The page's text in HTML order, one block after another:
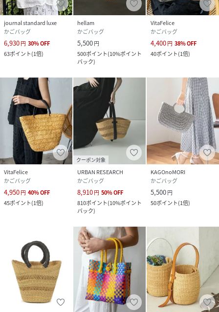
journal standard luxe
かごバッグ
6,930円 30%OFF
63ポイント(1倍)
hellam
かごバッグ
5,500円
500ポイント(10%ポイント
バック)
VitaFelice
かごバッグ
4,400円 38%OFF
40ポイント(1倍)
VitaFelice
かごバッグ
4,950円 40%OFF
45ポイント(1倍)
クーポン対象
URBAN RESEARCH
かごバッグ
8,910円 50%OFF
810ポイント(10%ポイント
バック)
KAGOnoMORI
かごバッグ
5,500円
50ポイント(1倍)